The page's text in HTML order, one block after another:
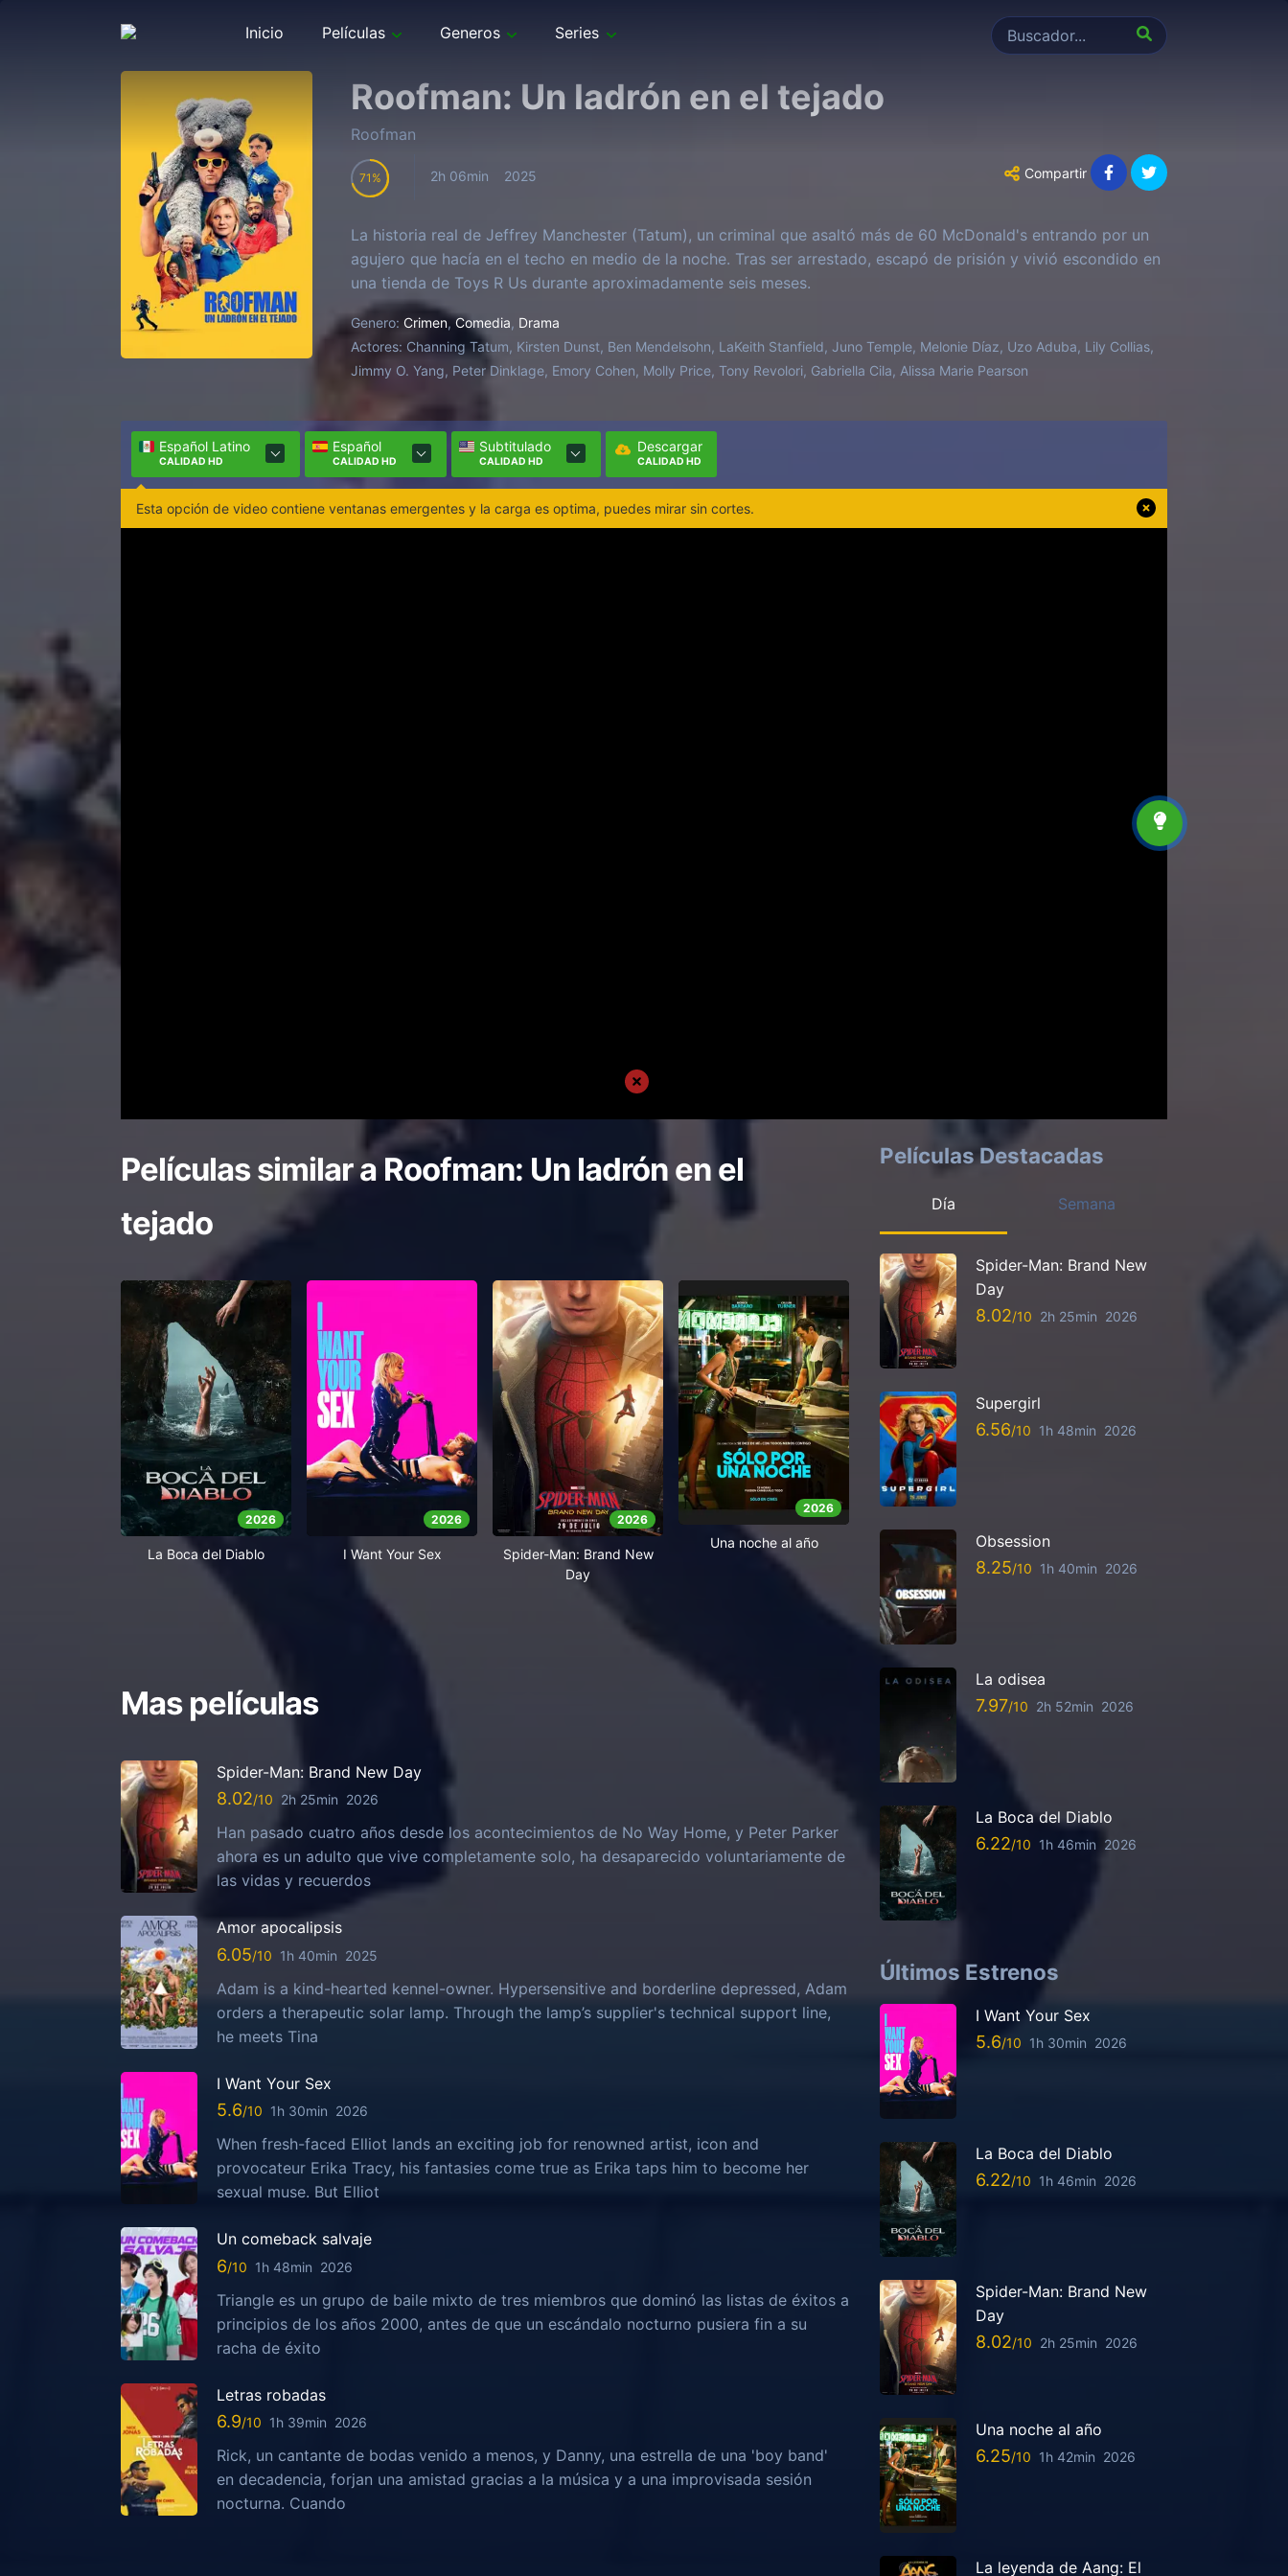
Inicio Películas Generos Series
Roofman: Un ladrón en el tejado
Roofman
71 2h 06min 2025 Compartir
La historia real de Jeffrey Manchester (Tatum), un criminal que asaltó más de 60 McDonald's entrando por un
agujero que hacía en el techo en medio de la noche. Tras ser arrestado, escapó de prisión y vivió escondido en
una tienda de Toys R Us durante aproximadamente seis meses.
Genero: Crimen,Comedia, Drama
Actores: Channing Tatum, Kirsten Dunst, Ben Mendelsohn, LaKeith Stanfield, Juno Temple, Melonie Díaz, Uzo Aduba, Lily Collias,
Jimmy O. Yang, Peter Dinklage, Emory Cohen, Molly Price, Tony Revolori, Gabriella Cila, Alissa Marie Pearson
Español Latino
CALIDAD HD
Español
CALIDAD HD
Subtitulado
CALIDAD HD
Descargar
CALIDAD HD
Esta opción de video contiene ventanas emergentes y la carga es optima, puedes mirar sin cortes.
Películas similar aRoofman: Un ladrón en el
tejado
2026
La Boca del Diablo
2026
I Want Your Sex
2026
Spider-Man: Brand New
Day
2026
Una noche al año
Mas películas
Spider-Man: Brand New Day
8.02 2h 25min 2026
Han pasado cuatro años desde los acontecimientos de No Way Home, y Peter Parker
ahora es un adulto que vive completamente solo, ha desaparecido voluntariamente de
las vidas y recuerdos
Amor apocalipsis
6.05 1h 40min 2025
Adam is a kind-hearted kennel-owner. Hypersensitive and borderline depressed, Adam
orders a therapeutic solar lamp. Through the lamp’s supplier's technical support line,
he meets Tina
I Want Your Sex
5.6 1h 30min 2026
When fresh-faced Elliot lands an exciting job for renowned artist, icon and
provocateur Erika Tracy, his fantasies come true as Erika taps him to become her
sexual muse. But Elliot
Un comeback salvaje
6 1h 48min 2026
Triangle es un grupo de baile mixto de tres miembros que dominó las listas de éxitos a
principios de los años 2000, antes de que un escándalo nocturno pusiera fin a su
racha de éxito
Letras robadas
6.9 1h 39min 2026
Rick, un cantante de bodas venido a menos, y Danny, una estrella de una 'boy band'
en decadencia, forjan una amistad gracias a la música y a una improvisada sesión
nocturna. Cuando
Películas Destacadas
Día Semana
Spider-Man: Brand New
Day
8.02 2h 25min 2026
Supergirl
6.56 1h 48min 2026
Obsession
8.25 1h 40min 2026
La odisea
7.97 2h 52min 2026
La Boca del Diablo
6.22 1h 46min 2026
Últimos Estrenos
I Want Your Sex
5.6 1h 30min 2026
La Boca del Diablo
6.22 1h 46min 2026
Spider-Man: Brand New
Day
8.02 2h 25min 2026
Una noche al año
6.25 1h 42min 2026
La leyenda de Aang: El